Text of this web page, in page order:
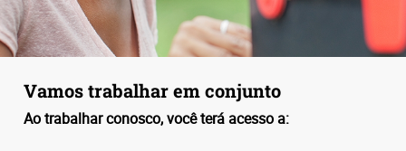
Vamos trabalhar em conjunto
Ao trabalhar conosco, você terá acesso a: